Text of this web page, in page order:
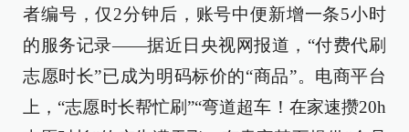
者编号，仅2分钟后，账号中便新增一条5小时
的服务记录——据近日央视网报道，“付费代刷
志愿时长”已成为明码标价的“商品”。电商平台
上，“志愿时长帮忙刷”“弯道超车！在家速攒20h